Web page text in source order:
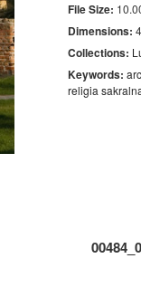
File Size:
Dimensions:
Collections:
Keywords:
religia